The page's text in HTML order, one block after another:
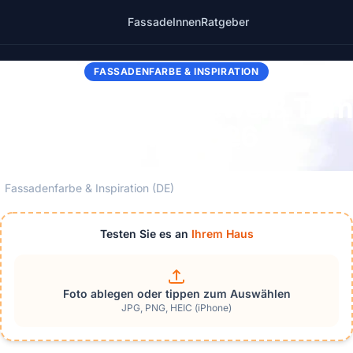
FassadeInnenRatgeber
FASSADENFARBE & INSPIRATION
Fassadenfarbe & Inspiration (DE)
Testen Sie es an Ihrem Haus
Foto ablegen oder tippen zum Auswählen
JPG, PNG, HEIC (iPhone)